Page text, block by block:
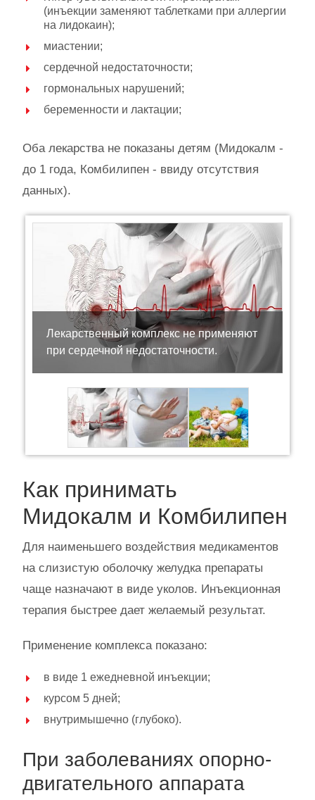
(инъекции заменяют таблетками при аллергии
на лидокаин);
миастении;
сердечной недостаточности;
гормональных нарушений;
беременности и лактации;
Оба лекарства не показаны детям (Мидокалм -
до 1 года, Комбилипен - ввиду отсутствия
данных).
Лекарственный комплекс не применяют
при сердечной недостаточности.
Как принимать
Мидокалм и Комбилипен
Для наименьшего воздействия медикаментов
на слизистую оболочку желудка препараты
чаще назначают в виде уколов. Инъекционная
терапия быстрее дает желаемый результат.
Применение комплекса показано:
в виде 1 ежедневной инъекции;
курсом 5 дней;
внутримышечно (глубоко).
При заболеваниях опорно-
двигательного аппарата